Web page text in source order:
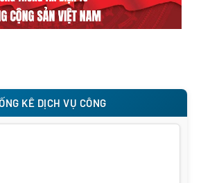
KÊ DỊCH VỤ CÔNG